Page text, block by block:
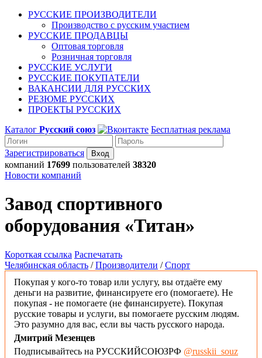
РУССКИЕ ПРОИЗВОДИТЕЛИ
Производство с русским участием
РУССКИЕ ПРОДАВЦЫ
Оптовая торговля
Розничная торговля
РУССКИЕ УСЛУГИ
РУССКИЕ ПОКУПАТЕЛИ
ВАКАНСИИ ДЛЯ РУССКИХ
РЕЗЮМЕ РУССКИХ
ПРОЕКТЫ РУССКИХ
Каталог Русский союз Бесплатная реклама
Зарегистрироваться
компаний 17699 пользователей 38320
Новости компаний
Завод спортивного
оборудования «Титан»
Короткая ссылка Распечатать
Челябинская область /Производители /Спорт
Покупая у кого-то товар или услугу, вы отдаёте ему
деньги на развитие, финансируете его (помогаете). Не
покупая - не помогаете (не финансируете). Покупая
русские товары и услуги, вы помогаете русским людям.
Это разумно для вас, если вы часть русского народа.
Дмитрий Мезенцев
Подписывайтесь на РУССКИЙСОЮЗРФ @russkii_souz